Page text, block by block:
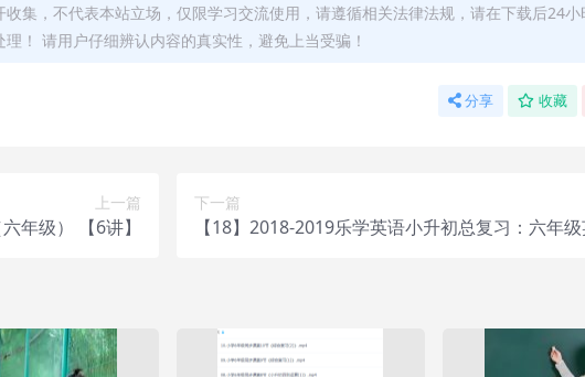
集，不代表本站立场，仅限学习交流使用，请遵循相关法律法规，请在下载后24小
！ 请用户仔细辨认内容的真实性，避免上当受骗！
分享 收藏
上一篇
年级） 【6讲】
下一篇
【18】2018-2019乐学英语小升初总复习：六年级